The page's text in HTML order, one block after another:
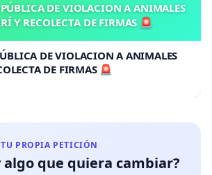
DE VIOLACION A ANIMALES
Y RECOLECTA DE FIRMAS 🚨
DE VIOLACION A ANIMALES
DE FIRMAS 🚨
PROPIA PETICIÓN
algo que quiera cambiar?